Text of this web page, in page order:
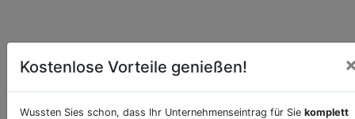
Kostenlose Vorteile genießen!
Wussten Sies schon, dass Ihr Unternehmenseintrag für Sie komplett